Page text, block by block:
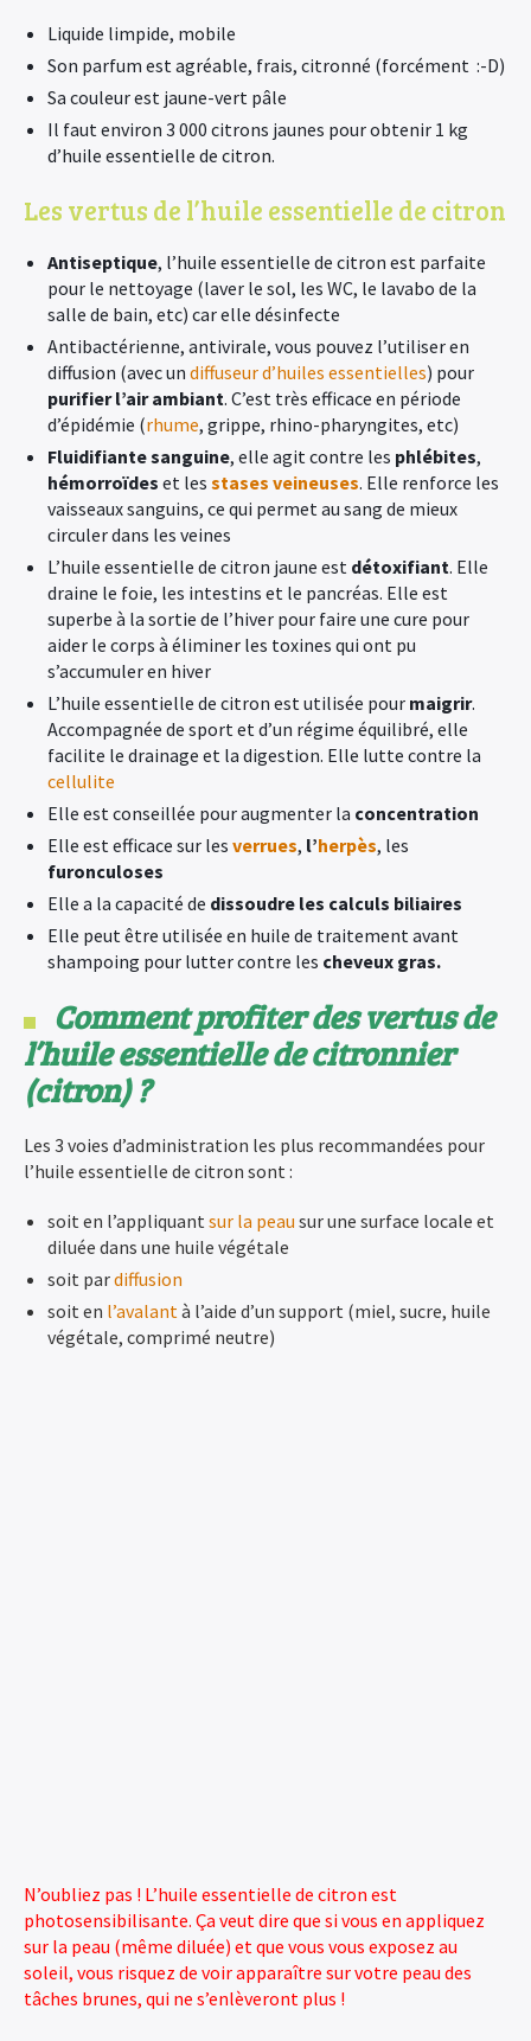
Liquide limpide, mobile
Son parfum est agréable, frais, citronné (forcément :-D)
Sa couleur est jaune-vert pâle
Il faut environ 3 000 citrons jaunes pour obtenir 1 kg
d’huile essentielle de citron.
Les vertus de l’huile essentielle de citron
Antiseptique, l’huile essentielle de citron est parfaite
pour le nettoyage (laver le sol, les WC, le lavabo de la
salle de bain, etc) car elle désinfecte
Antibactérienne, antivirale, vous pouvez l’utiliser en
diffusion (avec un diffuseur d’huiles essentielles) pour
purifier l’air ambiant. C’est très efficace en période
d’épidémie (rhume, grippe, rhino-pharyngites, etc)
Fluidifiante sanguine, elle agit contre les phlébites,
hémorroïdes et les stases veineuses. Elle renforce les
vaisseaux sanguins, ce qui permet au sang de mieux
circuler dans les veines
L’huile essentielle de citron jaune est détoxifiant. Elle
draine le foie, les intestins et le pancréas. Elle est
superbe à la sortie de l’hiver pour faire une cure pour
aider le corps à éliminer les toxines qui ont pu
s’accumuler en hiver
L’huile essentielle de citron est utilisée pour maigrir.
Accompagnée de sport et d’un régime équilibré, elle
facilite le drainage et la digestion. Elle lutte contre la
cellulite
Elle est conseillée pour augmenter la concentration
Elle est efficace sur les verrues, l’herpès, les
furonculoses
Elle a la capacité de dissoudre les calculs biliaires
Elle peut être utilisée en huile de traitement avant
shampoing pour lutter contre les cheveux gras.
Comment profiter des vertus de
l’huile essentielle de citronnier
(citron) ?
Les 3 voies d’administration les plus recommandées pour
l’huile essentielle de citron sont :
soit en l’appliquantsur la peau sur une surface locale et
diluée dans une huile végétale
soit pardiffusion
soit en l’avalantà l’aide d’un support (miel, sucre, huile
végétale, comprimé neutre)
N’oubliez pas ! L’huile essentielle de citron est
photosensibilisante. Ça veut dire que si vous en appliquez
sur la peau (même diluée) et que vous vous exposez au
soleil, vous risquez de voir apparaître sur votre peau des
tâches brunes, qui ne s’enlèveront plus !